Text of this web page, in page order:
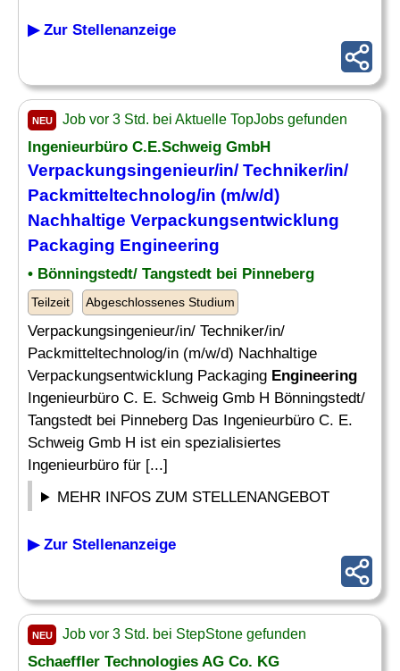
▶ Zur Stellenanzeige
NEU Job vor 3 Std. bei Aktuelle TopJobs gefunden
Ingenieurbüro C.E.Schweig GmbH
Verpackungsingenieur/in/ Techniker/in/
Packmitteltechnolog/in (m/w/d)
Nachhaltige Verpackungsentwicklung
Packaging Engineering
• Bönningstedt/ Tangstedt bei Pinneberg
Teilzeit Abgeschlossenes Studium
Verpackungsingenieur/in/ Techniker/in/
Packmitteltechnolog/in (m/w/d) Nachhaltige
Verpackungsentwicklung Packaging Engineering
Ingenieurbüro C. E. Schweig Gmb H Bönningstedt/
Tangstedt bei Pinneberg Das Ingenieurbüro C. E.
Schweig Gmb H ist ein spezialisiertes
Ingenieurbüro für [...]
MEHR INFOS ZUM STELLENANGEBOT
▶ Zur Stellenanzeige
NEU Job vor 3 Std. bei StepStone gefunden
Schaeffler Technologies AG Co. KG